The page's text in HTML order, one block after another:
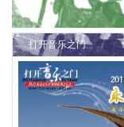
打开音乐之门